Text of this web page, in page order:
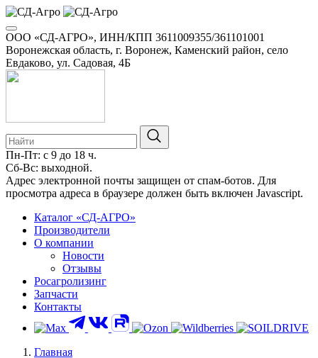
ООО «СД-АГРО», ИНН/КПП 3611009355/361101001
Воронежская область, г. Воронеж, Каменский район, село
Евдаково, ул. Садовая, 4Б
Пн-Пт: с 9 до 18 ч.
Сб-Вс: выходной.
8-800-100-34-01
Адрес электронной почты защищен от спам-ботов. Для
Каталог «СД-АГРО»
Производители
О компании
Новости
Отзывы
Росагролизинг
Запчасти
Контакты